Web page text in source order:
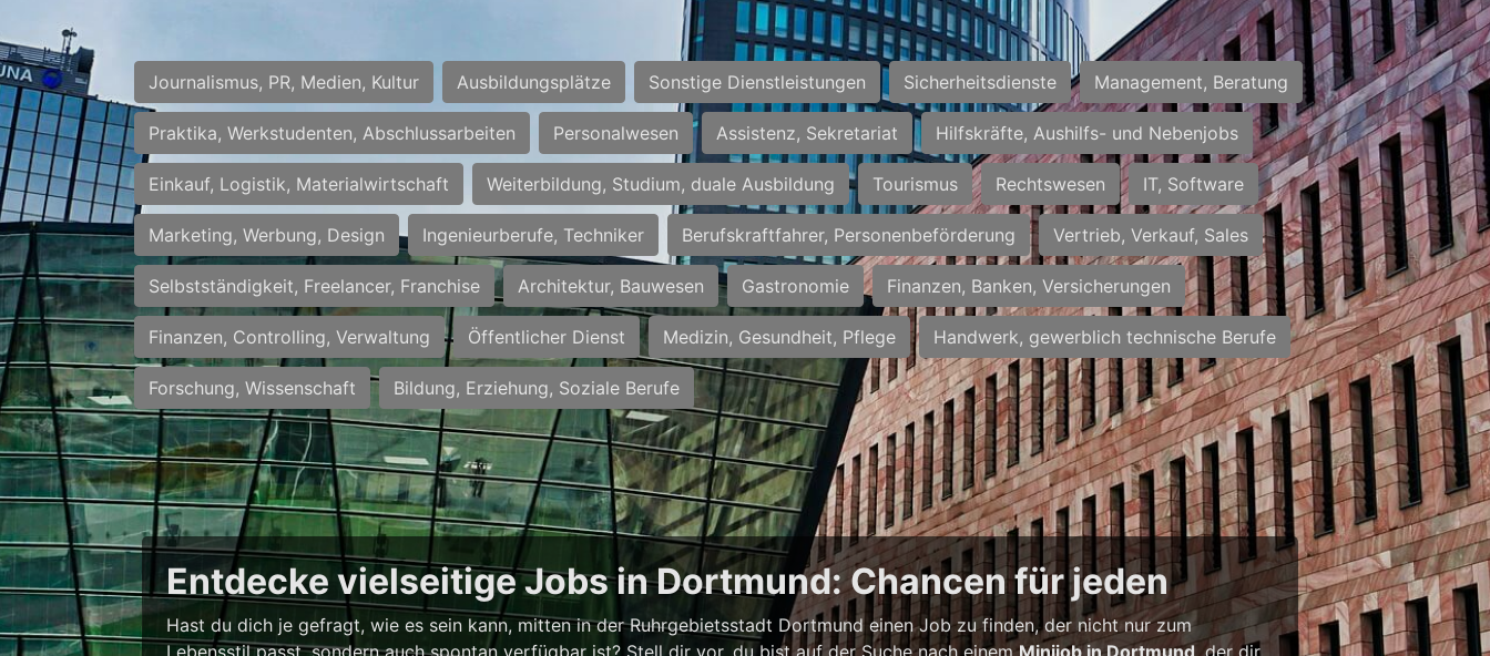
Journalismus, PR, Medien, Kultur Ausbildungsplätze Sonstige Dienstleistungen Sicherheitsdienste Management, Beratung
Praktika, Werkstudenten, Abschlussarbeiten Personalwesen Assistenz, Sekretariat Hilfskräfte, Aushilfs- und Nebenjobs
Einkauf, Logistik, Materialwirtschaft Weiterbildung, Studium, duale Ausbildung Tourismus Rechtswesen IT, Software
Marketing, Werbung, Design Ingenieurberufe, Techniker Berufskraftfahrer, Personenbeförderung Vertrieb, Verkauf, Sales
Selbstständigkeit, Freelancer, Franchise Architektur, Bauwesen Gastronomie Finanzen, Banken, Versicherungen
Finanzen, Controlling, Verwaltung Öffentlicher Dienst Medizin, Gesundheit, Pflege Handwerk, gewerblich technische Berufe
Forschung, Wissenschaft Bildung, Erziehung, Soziale Berufe
Entdecke vielseitige Jobs in Dortmund: Chancen für jeden
Hast du dich je gefragt, wie es sein kann, mitten in der Ruhrgebietsstadt Dortmund einen Job zu finden, der nicht nur zum